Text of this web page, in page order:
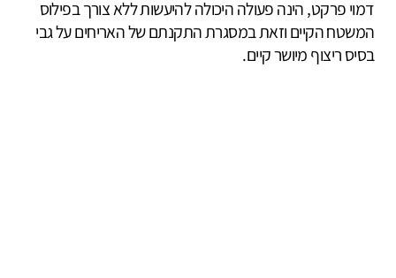
דמוי פרקט, הינה פעולה היכולה להיעשות ללא צורך בפילוס
המשטח הקיים וזאת במסגרת התקנתם של האריחים על גבי
בסיס ריצוף מיושר קיים.